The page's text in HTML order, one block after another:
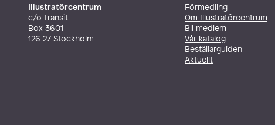
Illustratörcentrum
c/o Transit
Box 3601
126 27 Stockholm
Förmedling
Om Illustratörcentrum
Bli medlem
Vår katalog
Beställarguiden
Aktuellt